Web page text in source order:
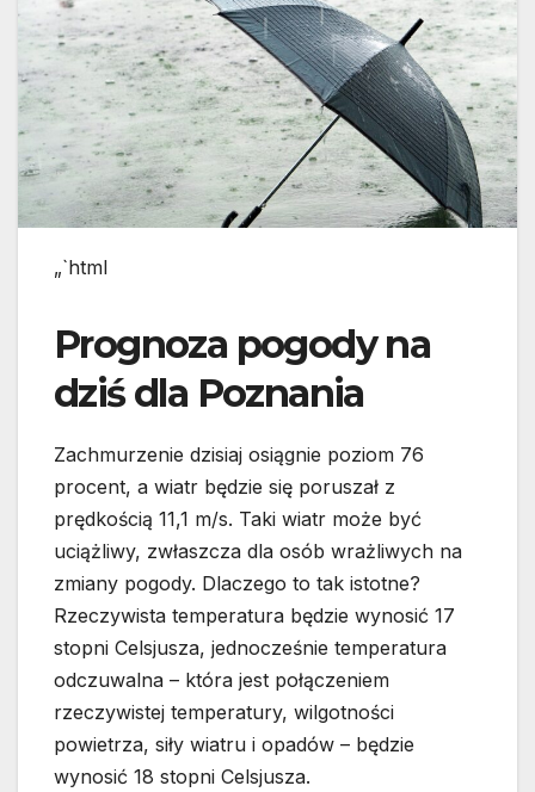
„`html
Prognoza pogody na
dziś dla Poznania
Zachmurzenie dzisiaj osiągnie poziom 76
procent, a wiatr będzie się poruszał z
prędkością 11,1 m/s. Taki wiatr może być
uciążliwy, zwłaszcza dla osób wrażliwych na
zmiany pogody. Dlaczego to tak istotne?
Rzeczywista temperatura będzie wynosić 17
stopni Celsjusza, jednocześnie temperatura
odczuwalna – która jest połączeniem
rzeczywistej temperatury, wilgotności
powietrza, siły wiatru i opadów – będzie
wynosić 18 stopni Celsjusza.